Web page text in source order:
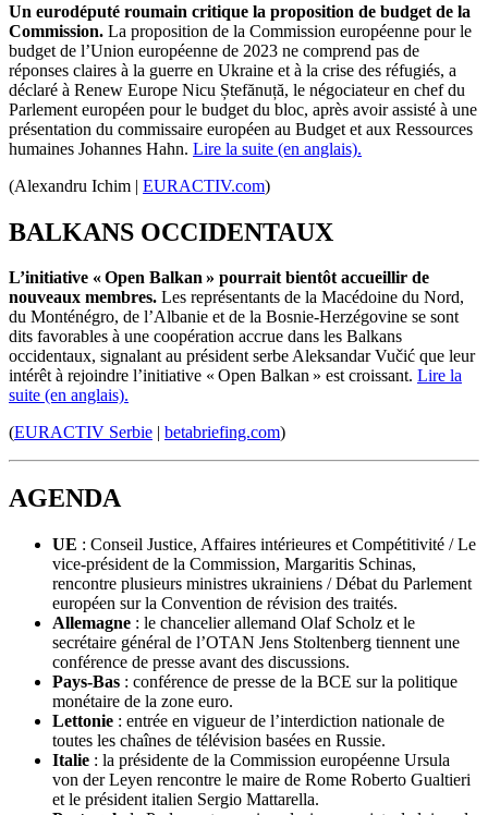
Un eurodéputé roumain critique la proposition de budget de la
Commission. La proposition de la Commission européenne pour le
budget de l’Union européenne de 2023 ne comprend pas de
réponses claires à la guerre en Ukraine et à la crise des réfugiés, a
déclaré à Renew Europe Nicu Ștefănuță, le négociateur en chef du
Parlement européen pour le budget du bloc, après avoir assisté à une
présentation du commissaire européen au Budget et aux Ressources
humaines Johannes Hahn. Lire la suite (en anglais).
(Alexandru Ichim | EURACTIV.com)
BALKANS OCCIDENTAUX
L’initiative « Open Balkan » pourraitbientôtaccueillir de
nouveaux membres. Les représentants de la Macédoine du Nord,
du Monténégro, de l’Albanie et de la Bosnie-Herzégovine se sont
dits favorables à une coopération accrue dans les Balkans
occidentaux, signalant au président serbeAleksandar Vučić que leur
intérêt à rejoindre l’initiative « Open Balkan » est croissant. Lire la
suite (en anglais).
(EURACTIV Serbie | betabriefing.com)
AGENDA
UE : Conseil Justice, Affaires intérieures et Compétitivité / Le
vice-président de la Commission, Margaritis Schinas,
rencontre plusieurs ministres ukrainiens / Débat du Parlement
européen sur la Convention de révision des traités.
Allemagne : le chancelier allemand Olaf Scholz et le
secrétaire général de l’OTAN Jens Stoltenberg tiennent une
conférence de presse avant des discussions.
Pays-Bas : conférence de presse de la BCE sur la politique
monétaire de la zone euro.
Lettonie : entrée en vigueur de l’interdiction nationale de
toutes les chaînes de télévision basées en Russie.
Italie : la présidente de la Commission européenne Ursula
von der Leyen rencontre le maire de Rome Roberto Gualtieri
et le président italien Sergio Mattarella.